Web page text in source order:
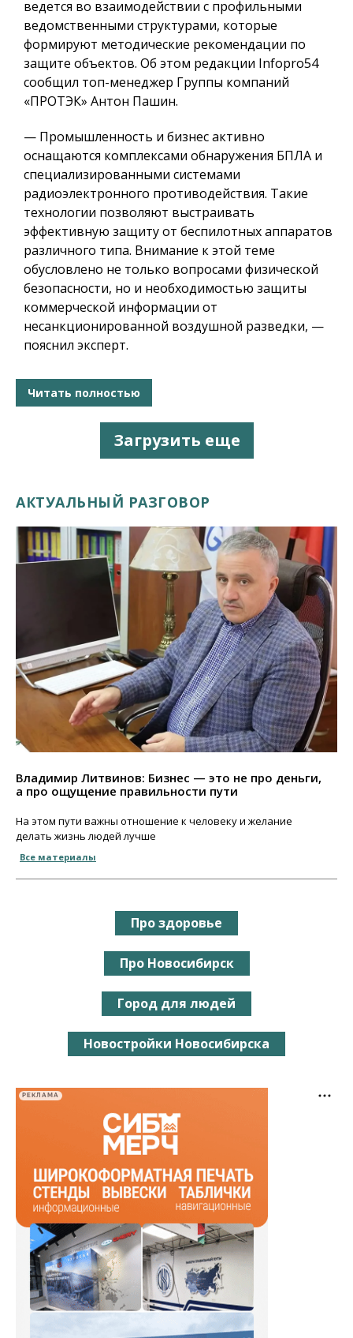
ведется во взаимодействии с профильными
ведомственными структурами, которые
формируют методические рекомендации по
защите объектов. Об этом редакции Infopro54
сообщил топ-менеджер Группы компаний
«ПРОТЭК» Антон Пашин.
— Промышленность и бизнес активно
оснащаются комплексами обнаружения БПЛА и
специализированными системами
радиоэлектронного противодействия. Такие
технологии позволяют выстраивать
эффективную защиту от беспилотных аппаратов
различного типа. Внимание к этой теме
обусловлено не только вопросами физической
безопасности, но и необходимостью защиты
коммерческой информации от
несанкционированной воздушной разведки, —
пояснил эксперт.
Читать полностью
Загрузить еще
АКТУАЛЬНЫЙ РАЗГОВОР
Владимир Литвинов: Бизнес — это не про деньги,
а про ощущение правильности пути
На этом пути важны отношение к человеку и желание
делать жизнь людей лучше
Все материалы
Про здоровье
Про Новосибирск
Город для людей
Новостройки Новосибирска
РЕКЛАМА